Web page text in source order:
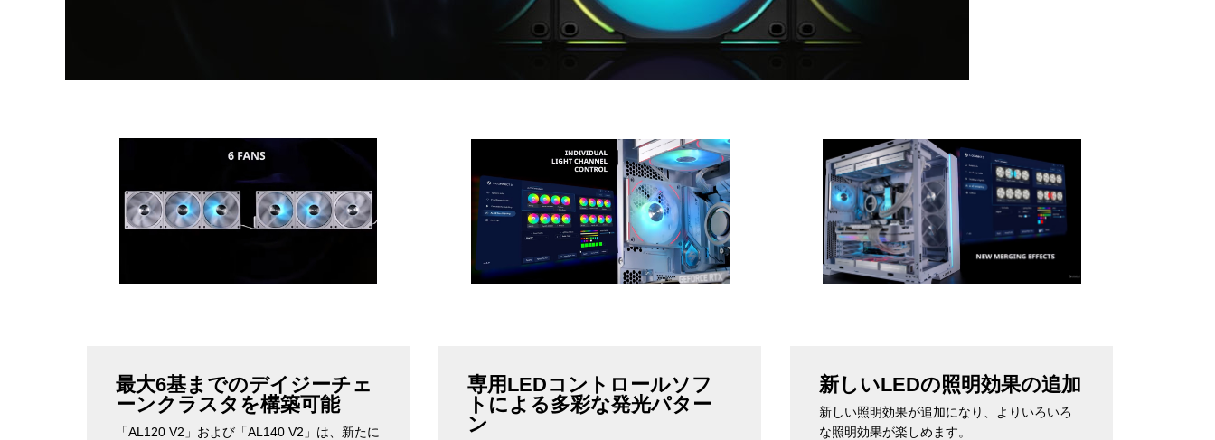
最大6基までのデイジーチェ
ーンクラスタを構築可能
「AL120 V2」および「AL140 V2」は、新たに
専用LEDコントロールソフ
トによる多彩な発光パター
ン
新しいLEDの照明効果の追加
新しい照明効果が追加になり、よりいろいろ
な照明効果が楽しめます。